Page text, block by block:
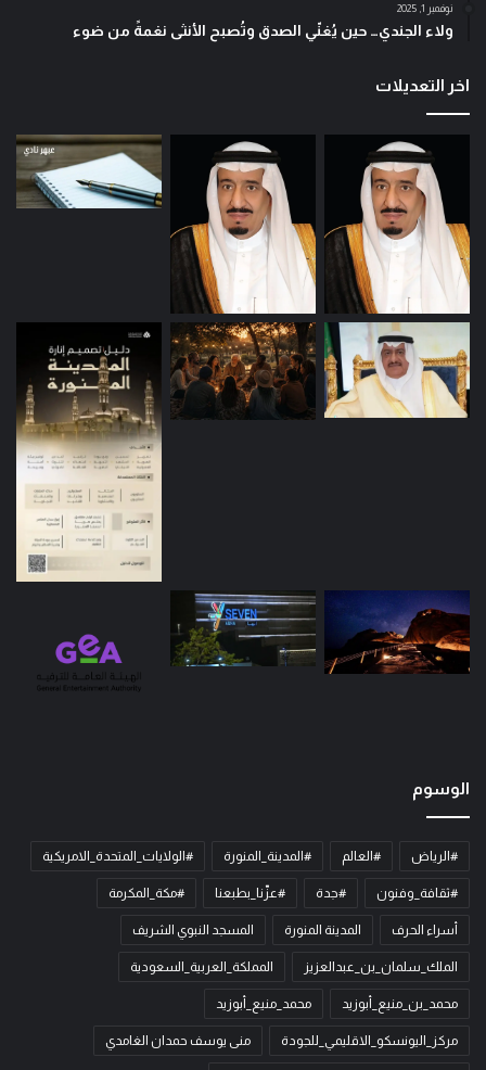
نوفمبر 1, 2025
ولاء الجندي… حين يُغنّي الصدق وتُصبح الأنثى نغمةً من ضوء
اخر التعديلات
الوسوم
#الرياض #العالم #المدينة_المنورة #الولايات_المتحدة_الامريكية
#ثقافة_وفنون #جدة #عزّنا_بطبعنا #مكة_المكرمة
أسراء الحرف المدينة المنورة المسجد النبوي الشريف
الملك_سلمان_بن_عبدالعزيز المملكة_العربية_السعودية
محمد_بن_منيع_أبوزيد محمد_منيع_أبوزيد
مركز_اليونسكو_الاقليمي_للجودة منى يوسف حمدان الغامدي